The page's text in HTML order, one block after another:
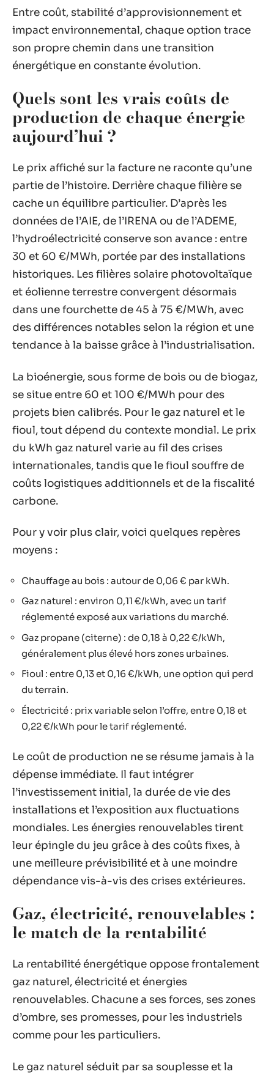
Entre coût, stabilité d’approvisionnement et
impact environnemental, chaque option trace
son propre chemin dans une transition
énergétique en constante évolution.
Quels sont les vrais coûts de
production de chaque énergie
aujourd’hui ?
Le prix affiché sur la facture ne raconte qu’une
partie de l’histoire. Derrière chaque filière se
cache un équilibre particulier. D’après les
données de l’AIE, de l’IRENA ou de l’ADEME,
l’hydroélectricité conserve son avance : entre
30 et 60 €/MWh, portée par des installations
historiques. Les filières solaire photovoltaïque
et éolienne terrestre convergent désormais
dans une fourchette de 45 à 75 €/MWh, avec
des différences notables selon la région et une
tendance à la baisse grâce à l’industrialisation.
La bioénergie, sous forme de bois ou de biogaz,
se situe entre 60 et 100 €/MWh pour des
projets bien calibrés. Pour le gaz naturel et le
fioul, tout dépend du contexte mondial. Le prix
du kWh gaz naturel varie au fil des crises
internationales, tandis que le fioul souffre de
coûts logistiques additionnels et de la fiscalité
carbone.
Pour y voir plus clair, voici quelques repères
moyens :
Chauffage au bois : autour de 0,06 € par kWh.
Gaz naturel : environ 0,11 €/kWh, avec un tarif
réglementé exposé aux variations du marché.
Gaz propane (citerne) : de 0,18 à 0,22 €/kWh,
généralement plus élevé hors zones urbaines.
Fioul : entre 0,13 et 0,16 €/kWh, une option qui perd
du terrain.
Électricité : prix variable selon l’offre, entre 0,18 et
0,22 €/kWh pour le tarif réglementé.
Le coût de production ne se résume jamais à la
dépense immédiate. Il faut intégrer
l’investissement initial, la durée de vie des
installations et l’exposition aux fluctuations
mondiales. Les énergies renouvelables tirent
leur épingle du jeu grâce à des coûts fixes, à
une meilleure prévisibilité et à une moindre
dépendance vis-à-vis des crises extérieures.
Gaz, électricité, renouvelables :
le match de la rentabilité
La rentabilité énergétique oppose frontalement
gaz naturel, électricité et énergies
renouvelables. Chacune a ses forces, ses zones
d’ombre, ses promesses, pour les industriels
comme pour les particuliers.
Le gaz naturel séduit par sa souplesse et la